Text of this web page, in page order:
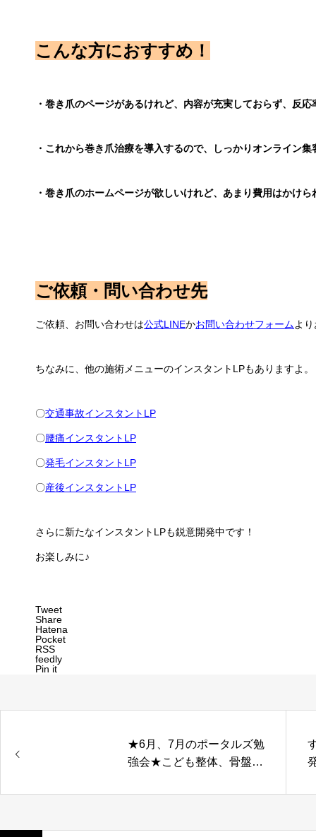
こんな方におすすめ！
・巻き爪のページがあるけれど、内容が充実しておらず、反応
・これから巻き爪治療を導入するので、しっかりオンライン集
・巻き爪のホームページが欲しいけれど、あまり費用はかけら
ご依頼・問い合わせ先
ご依頼、お問い合わせは公式LINEかお問い合わせフォームよ
ちなみに、他の施術メニューのインスタントLPもありますよ。
〇交通事故インスタントLP
〇腰痛インスタントLP
〇発毛インスタントLP
〇産後インスタントLP
さらに新たなインスタントLPも鋭意開発中です！
お楽しみに♪
Tweet
Share
Hatena
Pocket
RSS
feedly
Pin it
★6月、7月のポータルズ勉
強会★こども整体、骨盤矯
んでお届けします